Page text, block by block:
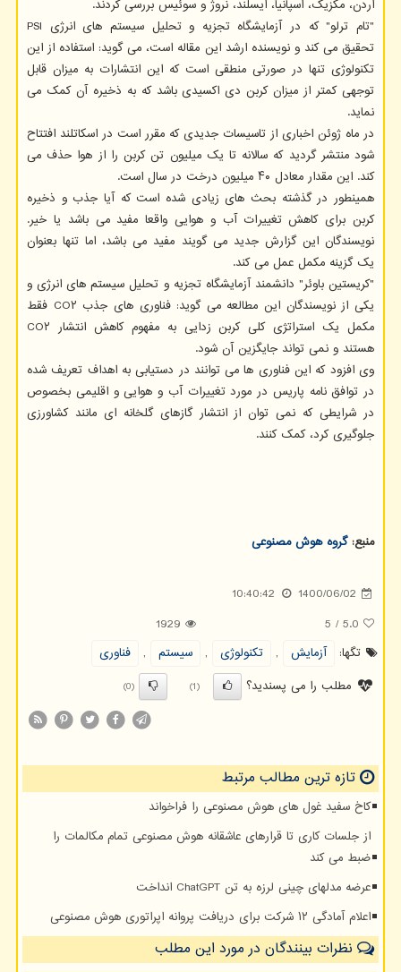
اردن، مکزیک، اسپانیا، ایسلند، نروژ و سوئیس بررسی کردند.
"تام ترلو" که در آزمایشگاه تجزیه و تحلیل سیستم های انرژی PSI
تحقیق می کند و نویسنده ارشد این مقاله است، می گوید: استفاده از این
تکنولوژی تنها در صورتی منطقی است که این انتشارات به میزان قابل
توجهی کمتر از میزان کربن دی اکسیدی باشد که به ذخیره آن کمک می
نماید.
در ماه ژوئن اخباری از تاسیسات جدیدی که مقرر است در اسکاتلند افتتاح
شود منتشر گردید که سالانه تا یک میلیون تن کربن را از هوا حذف می
کند. این مقدار معادل ۴۰ میلیون درخت در سال است.
همینطور در گذشته بحث های زیادی شده است که آیا جذب و ذخیره
کربن برای کاهش تغییرات آب و هوایی واقعا مفید می باشد یا خیر.
نویسندگان این گزارش جدید می گویند مفید می باشد، اما تنها بعنوان
یک گزینه مکمل عمل می کند.
"کریستین باوئر" دانشمند آزمایشگاه تجزیه و تحلیل سیستم های انرژی و
یکی از نویسندگان این مطالعه می گوید: فناوری های جذب CO۲ فقط
مکمل یک استراتژی کلی کربن زدایی به مفهوم کاهش انتشار CO۲
هستند و نمی تواند جایگزین آن شود.
وی افزود که این فناوری ها می توانند در دستیابی به اهداف تعریف شده
در توافق نامه پاریس در مورد تغییرات آب و هوایی و اقلیمی بخصوص
در شرایطی که نمی توان از انتشار گازهای گلخانه ای مانند کشاورزی
جلوگیری کرد، کمک کنند.
منبع:گروه هوش مصنوعی
1400/06/02
10:40:42
5.0
/
5
1929
تگها:
آزمایش , تكنولوژی , سیستم ,
فناوری
مطلب را می پسندید؟
(1)
(0)
تازه ترین مطالب مرتبط
کاخ سفید غول های هوش مصنوعی را فراخواند
از جلسات کاری تا قرارهای عاشقانه هوش مصنوعی تمام مکالمات را
ضبط می کند
عرضه مدلهای چینی لرزه به تن ChatGPT انداخت
اعلام آمادگی ۱۲ شرکت برای دریافت پروانه اپراتوری هوش مصنوعی
نظرات بینندگان در مورد این مطلب